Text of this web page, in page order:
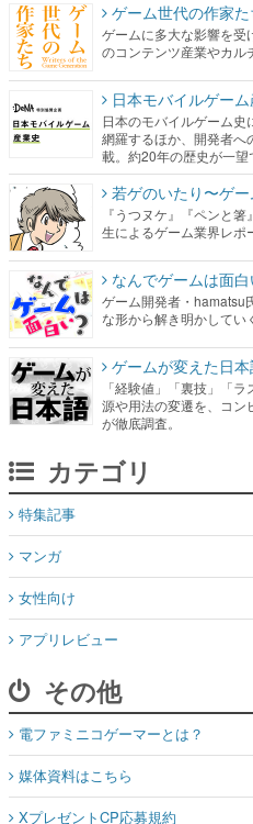
ゲーム世代の作家た
ゲームに多大な影響を受
のコンテンツ産業やカル
日本モバイルゲー
日本のモバイルゲーム
網羅するほか、開発者へ
載。約20年の歴史が一望
若ゲのいたり〜ゲ
『うつヌケ』『ペンと
生によるゲーム業界レポ
なんでゲームは面白
ゲーム開発者・hamatsu
な形から解き明かしてい
ゲームが変えた日
「経験値」「裏技」「
源や用法の変遷を、コン
が徹底調査。
カテゴリ
特集記事
マンガ
女性向け
アプリレビュー
その他
電ファミニコゲーマーとは？
媒体資料はこちら
XプレゼントCP応募規約